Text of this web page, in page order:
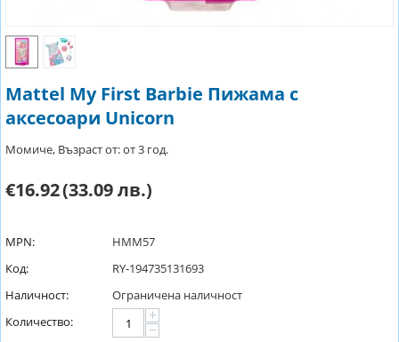
Mattel My First Barbie Пижама с
аксесоари Unicorn
Момиче, Възраст от: от 3 год.
€16.92(33.09 лв.)
MPN:
HMM57
Код:
RY-194735131693
Наличност:
Ограничена наличност
Количество:
+
−